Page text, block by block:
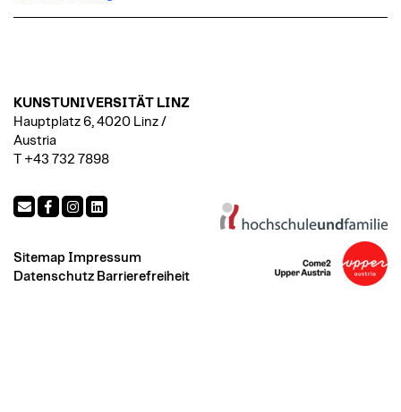
KUNSTUNIVERSITÄT LINZ
Hauptplatz 6, 4020 Linz /
Austria
T +43 732 7898
Sitemap Impressum
Datenschutz Barrierefreiheit